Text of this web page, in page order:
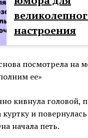
настроения
посмотрела на
ее»
кивнула головой,
куртку и
начала петь.